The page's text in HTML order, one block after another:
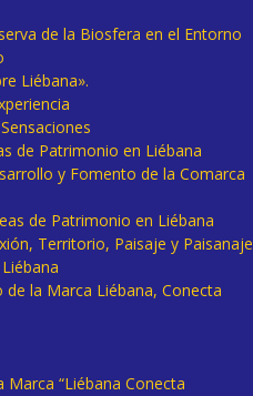
de la Biosfera en el Entorno
Liébana».
de Patrimonio en Liébana
y Fomento de la Comarca
de Patrimonio en Liébana
Territorio, Paisaje y Paisanaje
de la Marca Liébana, Conecta
Marca “Liébana Conecta